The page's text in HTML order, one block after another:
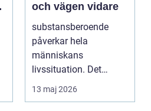
och vägen vidare
substansberoende
påverkar hela
människans
livssituation. Det
handlar sällan bara
om alkohol, narkoti...
13 maj 2026